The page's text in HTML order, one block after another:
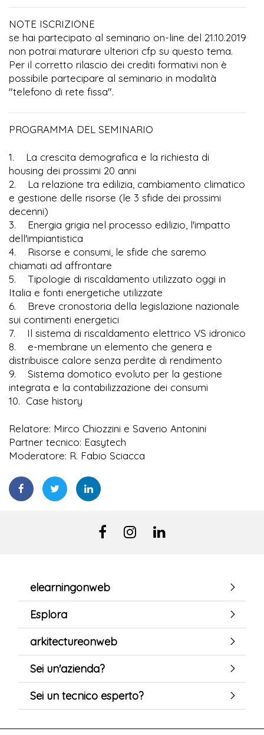
NOTE ISCRIZIONE
se hai partecipato al seminario on-line del 21.10.2019
non potrai maturare ulteriori cfp su questo tema.
Per il corretto rilascio dei crediti formativi non è
possibile partecipare al seminario in modalità
"telefono di rete fissa".
PROGRAMMA DEL SEMINARIO
1. La crescita demografica e la richiesta di
housing dei prossimi 20 anni
2. La relazione tra edilizia, cambiamento climatico
e gestione delle risorse (le 3 sfide dei prossimi
decenni)
3. Energia grigia nel processo edilizio, l'impatto
dell'impiantistica
4. Risorse e consumi, le sfide che saremo
chiamati ad affrontare
5. Tipologie di riscaldamento utilizzato oggi in
Italia e fonti energetiche utilizzate
6. Breve cronostoria della legislazione nazionale
sui contimenti energetici
7. Il sistema di riscaldamento elettrico VS idronico
8. e-membrane un elemento che genera e
distribuisce calore senza perdite di rendimento
9. Sistema domotico evoluto per la gestione
integrata e la contabilizzazione dei consumi
10. Case history
Relatore: Mirco Chiozzini e Saverio Antonini
Partner tecnico: Easytech
Moderatore: R. Fabio Sciacca
elearningonweb
Esplora
arkitectureonweb
Sei un'azienda?
Sei un tecnico esperto?